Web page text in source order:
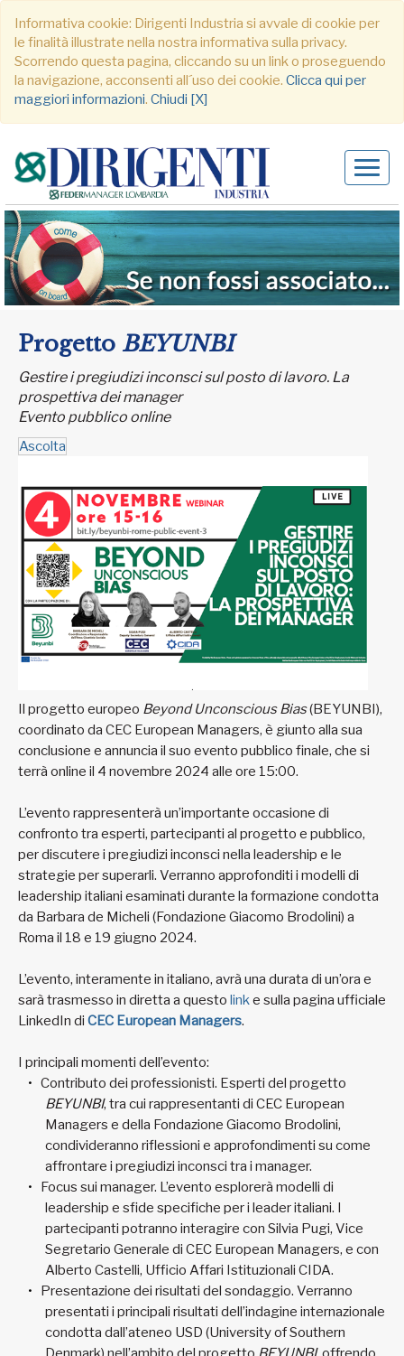
Informativa cookie: Dirigenti Industria si avvale di cookie per
le finalità illustrate nella nostra informativa sulla privacy.
Scorrendo questa pagina, cliccando su un link o proseguendo
la navigazione, acconsenti all´uso dei cookie. Clicca qui per
maggiori informazioni. Chiudi [X]
Progetto BEYUNBI
Gestire i pregiudizi inconsci sul posto di lavoro. La
prospettiva dei manager
Evento pubblico online
Ascolta
Il progetto europeo Beyond Unconscious Bias(BEYUNBI),
coordinato da CEC European Managers, è giunto alla sua
conclusione e annuncia il suo evento pubblico finale, che si
terrà online il 4 novembre 2024 alle ore 15:00.
L’evento rappresenterà un’importante occasione di
confronto tra esperti, partecipanti al progetto e pubblico,
per discutere i pregiudizi inconsci nella leadership e le
strategie per superarli. Verranno approfonditi i modelli di
leadership italiani esaminati durante la formazione condotta
da Barbara de Micheli (Fondazione Giacomo Brodolini) a
Roma il 18 e 19 giugno 2024.
L’evento, interamente in italiano, avrà una durata di un’ora e
sarà trasmesso in diretta a questo link e sulla pagina ufficiale
LinkedIn di CEC European Managers.
I principali momenti dell’evento:
Contributo dei professionisti. Esperti del progetto
BEYUNBI, tra cui rappresentanti di CEC European
Managers e della Fondazione Giacomo Brodolini,
condivideranno riflessioni e approfondimenti su come
affrontare i pregiudizi inconsci tra i manager.
Focus sui manager. L’evento esplorerà modelli di
leadership e sfide specifiche per i leader italiani. I
partecipanti potranno interagire con Silvia Pugi, Vice
Segretario Generale di CEC European Managers, e con
Alberto Castelli, Ufficio Affari Istituzionali CIDA.
Presentazione dei risultati del sondaggio. Verranno
presentati i principali risultati dell’indagine internazionale
condotta dall’ateneo USD (University of Southern